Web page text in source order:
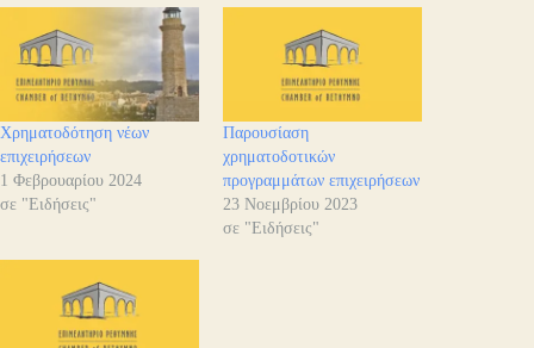
Χρηματοδότηση νέων
επιχειρήσεων
1 Φεβρουαρίου 2024
σε "Ειδήσεις"
Παρουσίαση
χρηματοδοτικών
προγραμμάτων επιχειρήσεων
23 Νοεμβρίου 2023
σε "Ειδήσεις"